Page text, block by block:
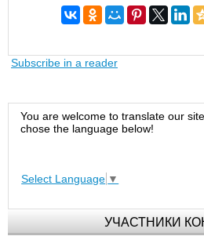
Subscribe in a reader
You are welcome to translate our
chose the language below!
Select Language ▼
УЧАСТНИКИ